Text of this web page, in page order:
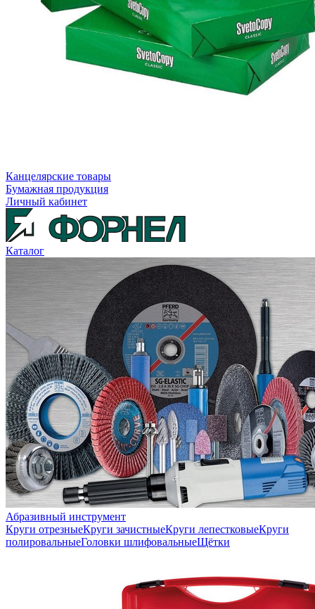
Канцелярские товары
Бумажная продукция
Личный кабинет
Каталог
Абразивный инструмент
Круги отрезныеКруги зачистныеКруги лепестковыеКруги
полировальныеГоловки шлифовальныеЩётки